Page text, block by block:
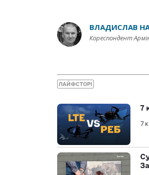
ВЛАДИСЛАВ
Кореспондент
ЛАЙФСТОРІ
7
7